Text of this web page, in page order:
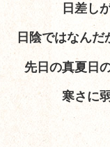
日差し
日陰ではなん
先日の真夏日
寒さに